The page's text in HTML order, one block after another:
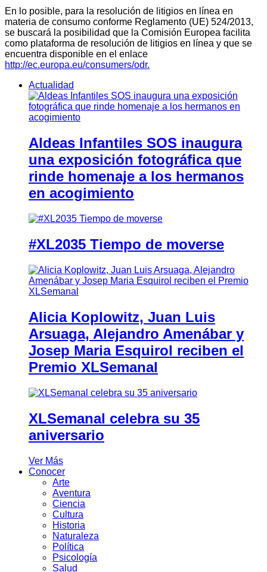
En lo posible, para la resolución de litigios en línea en
materia de consumo conforme Reglamento (UE) 524/2013,
se buscará la posibilidad que la Comisión Europea facilita
como plataforma de resolución de litigios en línea y que se
encuentra disponible en el enlace
http://ec.europa.eu/consumers/odr.
Actualidad
Aldeas Infantiles SOS inaugura
una exposición fotográfica que
rinde homenaje a los hermanos
en acogimiento
#XL2035 Tiempo de moverse
Alicia Koplowitz, Juan Luis
Arsuaga, Alejandro Amenábar y
Josep Maria Esquirol reciben el
Premio XLSemanal
XLSemanal celebra su 35
aniversario
Ver Más
Conocer
Arte
Aventura
Ciencia
Cultura
Historia
Naturaleza
Política
Psicología
Salud